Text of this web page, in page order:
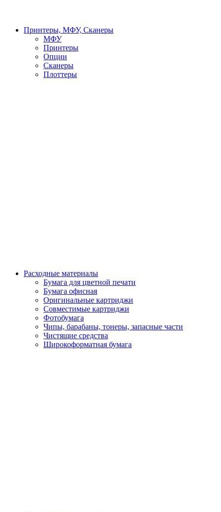
Принтеры, МФУ, Сканеры
МФУ
Принтеры
Опции
Сканеры
Плоттеры
Расходные материалы
Бумага для цветной печати
Бумага офисная
Оригинальные картриджи
Совместимые картриджи
Фотобумага
Чипы, барабаны, тонеры, запасные части
Чистящие средства
Широкоформатная бумага